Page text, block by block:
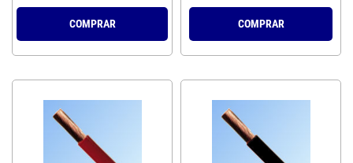
COMPRAR COMPRAR